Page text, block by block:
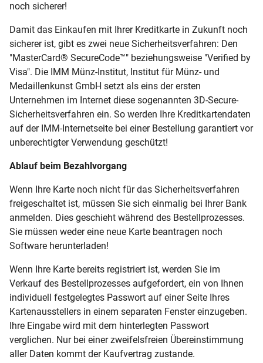
noch sicherer!
Damit das Einkaufen mit Ihrer Kreditkarte in Zukunft noch
sicherer ist, gibt es zwei neue Sicherheitsverfahren: Den
"MasterCard® SecureCode™" beziehungsweise "Verified by
Visa". Die IMM Münz-Institut, Institut für Münz- und
Medaillenkunst GmbH setzt als eins der ersten
Unternehmen im Internet diese sogenannten 3D-Secure-
Sicherheitsverfahren ein. So werden Ihre Kreditkartendaten
auf der IMM-Internetseite bei einer Bestellung garantiert vor
unberechtigter Verwendung geschützt!
Ablauf beim Bezahlvorgang
Wenn Ihre Karte noch nicht für das Sicherheitsverfahren
freigeschaltet ist, müssen Sie sich einmalig bei Ihrer Bank
anmelden. Dies geschieht während des Bestellprozesses.
Sie müssen weder eine neue Karte beantragen noch
Software herunterladen!
Wenn Ihre Karte bereits registriert ist, werden Sie im
Verkauf des Bestellprozesses aufgefordert, ein von Ihnen
individuell festgelegtes Passwort auf einer Seite Ihres
Kartenausstellers in einem separaten Fenster einzugeben.
Ihre Eingabe wird mit dem hinterlegten Passwort
verglichen. Nur bei einer zweifelsfreien Übereinstimmung
aller Daten kommt der Kaufvertrag zustande.